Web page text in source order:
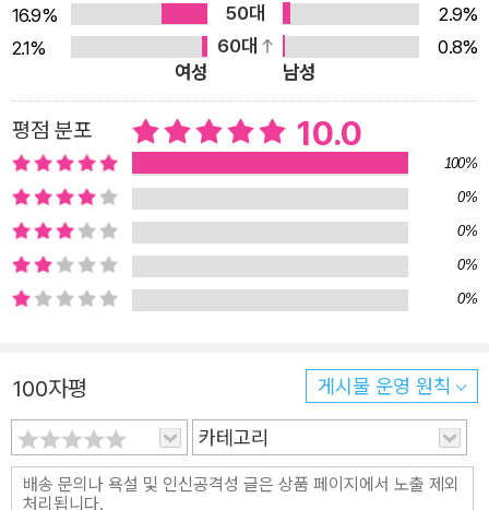
한 게 아니에요. 안경 쓴 사람은 평범하다고 생각해도 휠체
어를 탄 사람은 평범하다고 생각하지 않는 것은 아마도 흔히
볼 수 없기 때문일 거예요. 만약 주위에서 흔히 볼 수 있다
면, 휠체어를 탄다는 건 안경을 쓰는 것만큼이나 평범한 일
이 될 거예요. 그리고 만약 휠체어 탄 사람을 보고 다들 아무
렇지 않게 생각하고 행동한다면, 힐끔힐끔 쳐다보거나 수군
거리지 않는다면 휠체어를 탄 사람은 평범한 사람이 되는 거
예요. 흔히 볼 수는 없어도 휠체어를 타는 사람은 우리 주위
어디에나 있어요. 밖을 잘 돌아다니지 않기 때문에 흔히 볼
되는 높이인지 확인해 봐요. 만약 5센티미터 높이의 턱이 있
다면, 그걸 넘고 올라갈 수 있나요? 당연한 걸 왜 묻냐고요?
서너살 아이도 할 수 있을 거라고요? 하지만 수동 휠체어를
타고는 그걸 넘어 올라가기 힘들어요. 고작 5센티미터인데
16.9%
50대
2.9%
2.1%
60대 0.8%
여성 남성
평점 분포 10.0
100%
0%
0%
0%
0%
100자평 게시물 운영 원칙
카테고리